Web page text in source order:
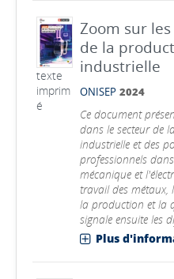
texte
imprim
é
Zoom sur
de la
industrielle
ONISEP 2024
Ce document
dans le secteur de
industrielle et des
professionnels
mécanique et
travail des métaux,
la production et la
signale ensuite les
Plus